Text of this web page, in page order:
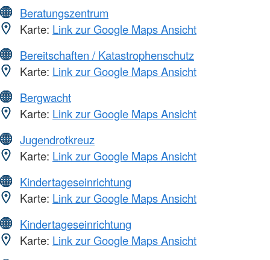
Beratungszentrum
Karte: Link zur Google Maps Ansicht
Bereitschaften / Katastrophenschutz
Karte: Link zur Google Maps Ansicht
Bergwacht
Karte: Link zur Google Maps Ansicht
Jugendrotkreuz
Karte: Link zur Google Maps Ansicht
Kindertageseinrichtung
Karte: Link zur Google Maps Ansicht
Kindertageseinrichtung
Karte: Link zur Google Maps Ansicht